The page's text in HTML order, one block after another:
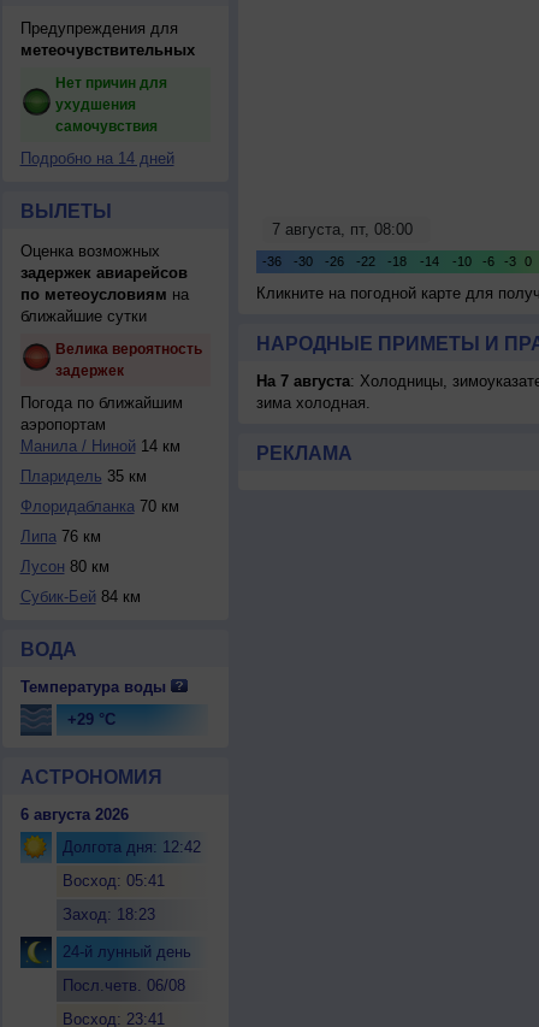
Предупреждения для
метеочувствительных
Нет причин для
ухудшения
самочувствия
Подробно на 14 дней
ВЫЛЕТЫ
Оценка возможных
задержек авиарейсов
по метеоусловиям на
ближайшие сутки
Велика вероятность
задержек
Погода по ближайшим
аэропортам
Манила / Ниной 14 км
Пларидель 35 км
Флоридабланка70 км
Липа76 км
Лусон 80 км
Субик-Бей 84 км
ВОДА
Температура воды
+29 °C
АСТРОНОМИЯ
6 августа 2026
Долгота дня: 12:42
Восход: 05:41
Заход: 18:23
24-й лунный день
Посл.четв. 06/08
Восход: 23:41
Кликните на погодной карте для
НАРОДНЫЕ ПРИМЕТЫ И
На 7 августа: Холодницы,
зима холодная.
РЕКЛАМА